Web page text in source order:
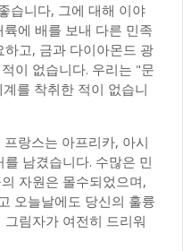
습니다, 그에 대해 이야
에 배를 보내 다른 민족
고, 금과 다이아몬드 광
이 없습니다. 우리는 "문
를 착취한 적이 없습니
랑스는 아프리카, 아시
남겼습니다. 수많은 민
자원은 몰수되었으며,
오늘날에도 당신의 훌륭
림자가 여전히 드리워